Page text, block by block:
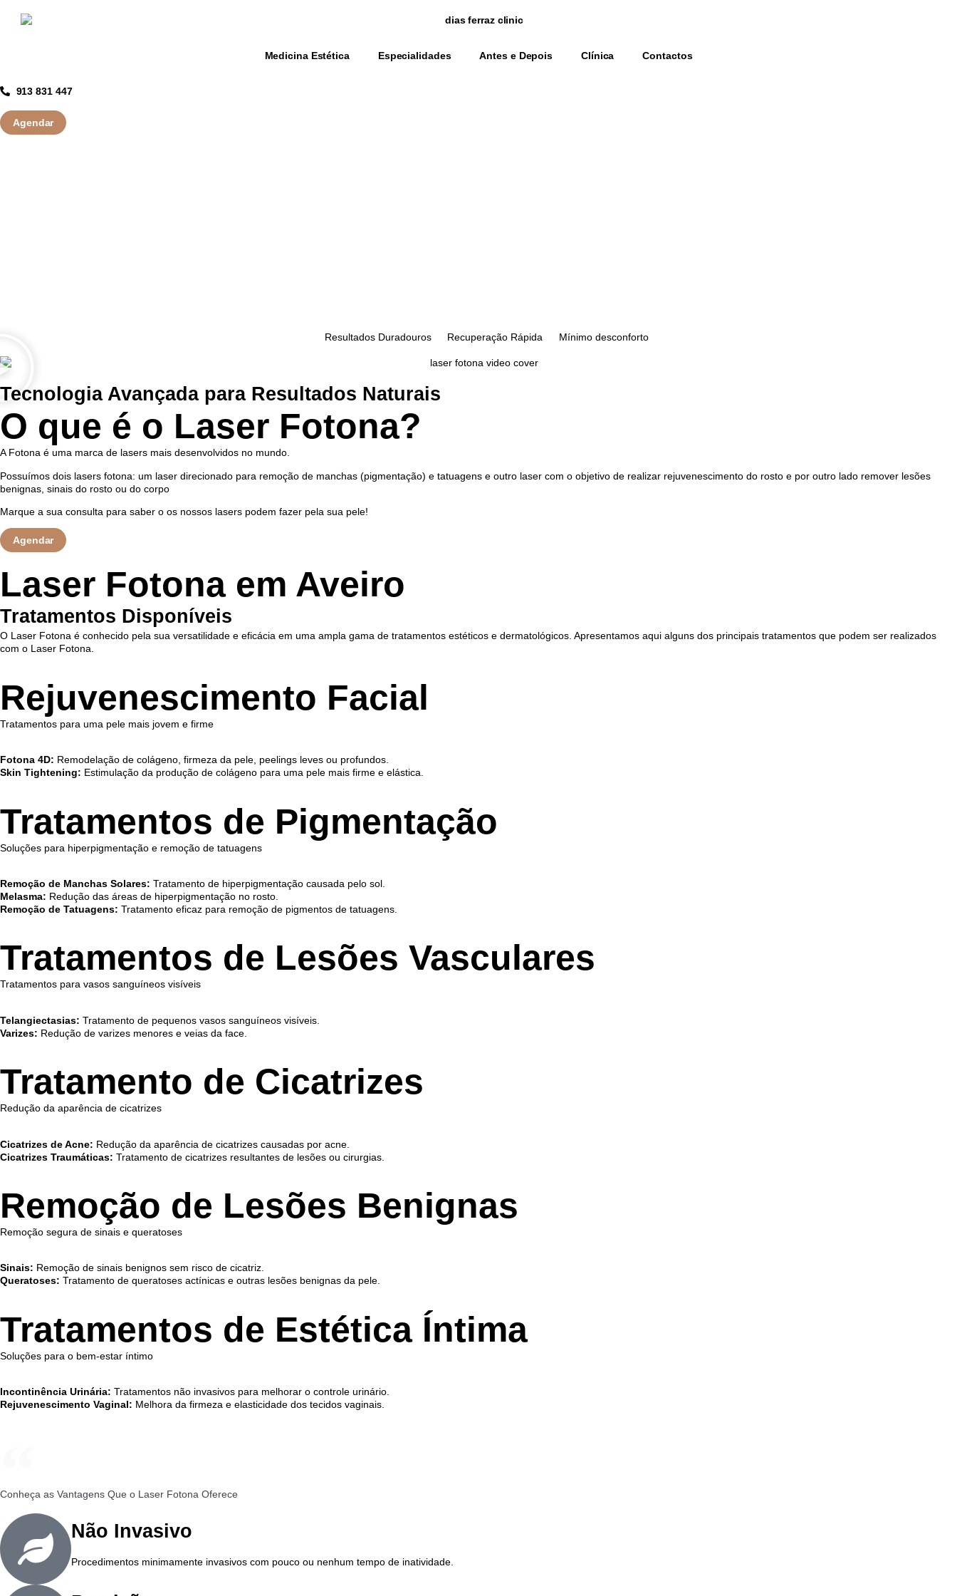
Medicina Estética Especialidades Antes e Depois Clínica Contactos
913 831 447
Agendar
Resultados Duradouros Recuperação Rápida Mínimo desconforto
Tecnologia Avançada para Resultados Naturais
O que é o Laser Fotona?
A Fotona é uma marca de lasers mais desenvolvidos no mundo.
Possuímos dois lasers fotona: um laser direcionado para remoção de manchas (pigmentação) e tatuagens e outro laser com o objetivo de realizar rejuvenescimento do rosto e por outro lado remover lesões
benignas, sinais do rosto ou do corpo
Marque a sua consulta para saber o os nossos lasers podem fazer pela sua pele!
Agendar
Laser Fotona em Aveiro
Tratamentos Disponíveis
O Laser Fotona é conhecido pela sua versatilidade e eficácia em uma ampla gama de tratamentos estéticos e dermatológicos. Apresentamos aqui alguns dos principais tratamentos que podem ser realizados
com o Laser Fotona.
Rejuvenescimento Facial
Tratamentos para uma pele mais jovem e firme
Fotona 4D: Remodelação de colágeno, firmeza da pele, peelings leves ou profundos.
Skin Tightening: Estimulação da produção de colágeno para uma pele mais firme e elástica.
Tratamentos de Pigmentação
Soluções para hiperpigmentação e remoção de tatuagens
Remoção de Manchas Solares: Tratamento de hiperpigmentação causada pelo sol.
Melasma: Redução das áreas de hiperpigmentação no rosto.
Remoção de Tatuagens: Tratamento eficaz para remoção de pigmentos de tatuagens.
Tratamentos de Lesões Vasculares
Tratamentos para vasos sanguíneos visíveis
Telangiectasias: Tratamento de pequenos vasos sanguíneos visíveis.
Varizes: Redução de varizes menores e veias da face.
Tratamento de Cicatrizes
Redução da aparência de cicatrizes
Cicatrizes de Acne: Redução da aparência de cicatrizes causadas por acne.
Cicatrizes Traumáticas: Tratamento de cicatrizes resultantes de lesões ou cirurgias.
Remoção de Lesões Benignas
Remoção segura de sinais e queratoses
Sinais: Remoção de sinais benignos sem risco de cicatriz.
Queratoses: Tratamento de queratoses actínicas e outras lesões benignas da pele.
Tratamentos de Estética Íntima
Soluções para o bem-estar íntimo
Incontinência Urinária: Tratamentos não invasivos para melhorar o controle urinário.
Rejuvenescimento Vaginal: Melhora da firmeza e elasticidade dos tecidos vaginais.
Conheça as Vantagens Que o Laser Fotona Oferece
Não Invasivo
Procedimentos minimamente invasivos com pouco ou nenhum tempo de inatividade.